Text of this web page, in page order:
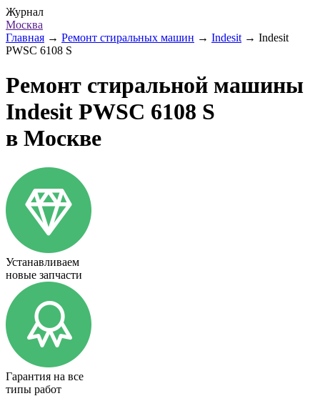
Журнал
Москва
Главная → Ремонт стиральных машин → Indesit → Indesit
PWSC 6108 S
Ремонт стиральной машины
Indesit PWSC 6108 S
в Москве
Устанавливаем
новые запчасти
Гарантия на все
типы работ